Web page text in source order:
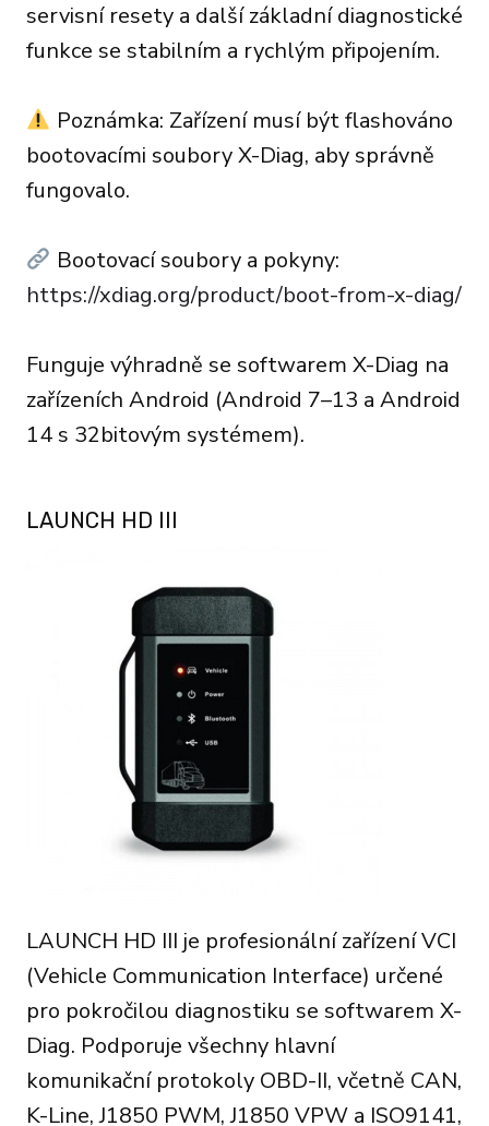
servisní resety a další základní diagnostické
funkce se stabilním a rychlým připojením.
Poznámka: Zařízení musí být flashováno
bootovacími soubory X-Diag, aby správně
fungovalo.
Bootovací soubory a pokyny:
https://xdiag.org/product/boot-from-x-diag/
Funguje výhradně se softwarem X-Diag na
zařízeních Android (Android 7–13 a Android
14 s 32bitovým systémem).
LAUNCH HD III
LAUNCH HD III je profesionální zařízení VCI
(Vehicle Communication Interface) určené
pro pokročilou diagnostiku se softwarem X-
Diag. Podporuje všechny hlavní
komunikační protokoly OBD-II, včetně CAN,
K-Line, J1850 PWM, J1850 VPW a ISO9141,